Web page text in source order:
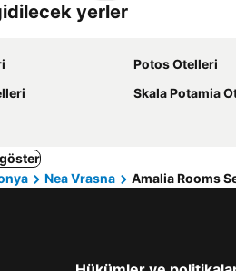
yerler
Potos Otelleri
Skala Potamia
Nea Vrasna Amalia Rooms